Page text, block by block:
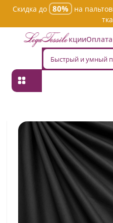
Скидка до 80%
на
Акции
Главная